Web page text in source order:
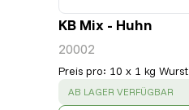
KB Mix - Huhn
20002
Preis pro: 10 x 1 kg Wurst
SUCCESS:
AB LAGER VERFÜGBAR